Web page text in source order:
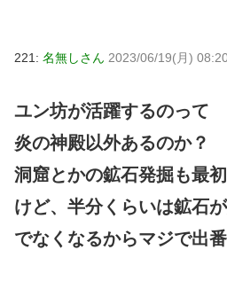
221: 名無しさん 2023/06/19(月)
ユン坊が活躍するのって
炎の神殿以外あるのか？
洞窟とかの鉱石発掘も最
けど、半分くらいは鉱石
でなくなるからマジで出